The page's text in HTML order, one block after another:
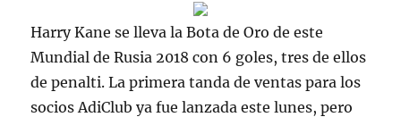
Harry Kane se lleva la Bota de Oro de este
Mundial de Rusia 2018 con 6 goles, tres de ellos
de penalti. La primera tanda de ventas para los
socios AdiClub ya fue lanzada este lunes, pero